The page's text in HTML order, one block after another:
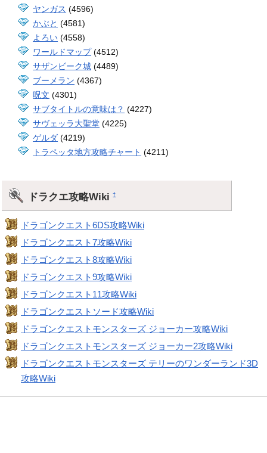
ヤンガス (4596)
かぶと (4581)
よろい (4558)
ワールドマップ(4512)
サザンビーク城 (4489)
ブーメラン (4367)
呪文 (4301)
サブタイトルの意味は？ (4227)
サヴェッラ大聖堂 (4225)
ゲルダ (4219)
トラペッタ地方攻略チャート (4211)
ドラクエ攻略Wiki†
ドラゴンクエスト6DS攻略Wiki
ドラゴンクエスト7攻略Wiki
ドラゴンクエスト8攻略Wiki
ドラゴンクエスト9攻略Wiki
ドラゴンクエスト11攻略Wiki
ドラゴンクエストソード攻略Wiki
ドラゴンクエストモンスターズ ジョーカー攻略Wiki
ドラゴンクエストモンスターズ ジョーカー2攻略Wiki
ドラゴンクエストモンスターズ テリーのワンダーランド3D
攻略Wiki